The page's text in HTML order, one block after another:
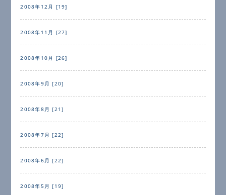
2008年12月 [19]
2008年11月 [27]
2008年10月 [26]
2008年9月 [20]
2008年8月 [21]
2008年7月 [22]
2008年6月 [22]
2008年5月 [19]